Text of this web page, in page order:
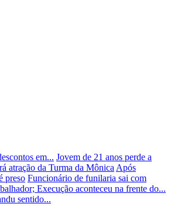
em... Jovem de 21 anos perde a
atração da Turma da Mônica Após
preso Funcionário de funilaria sai com
Execução aconteceu na frente do...
sentido...